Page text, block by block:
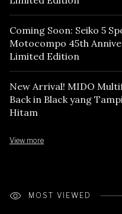
Coming Soon: Seiko 5
Motocompo 45th
Limited Edition
New Arrival! MIDO
Back in Black yang
Hitam
View more
MOST VIEWED